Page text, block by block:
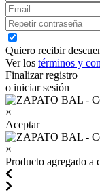
Quiero recibir
Ver los términos y
Finalizar registro
o iniciar sesión
×
Aceptar
×
Producto agregado a